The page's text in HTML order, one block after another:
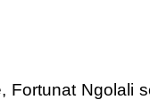
Fortunat Ngolali